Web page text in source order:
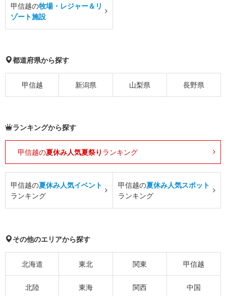
甲信越の牧場・レジャー＆リ
ゾート施設
都道府県から探す
甲信越 新潟県 山梨県 長野県
ランキングから探す
甲信越の夏休み人気夏祭り ランキング
甲信越の夏休み人気イベント
ランキング
甲信越の夏休み人気スポット
ランキング
その他のエリアから探す
北海道 東北 関東 甲信越
北陸 東海 関西 中国